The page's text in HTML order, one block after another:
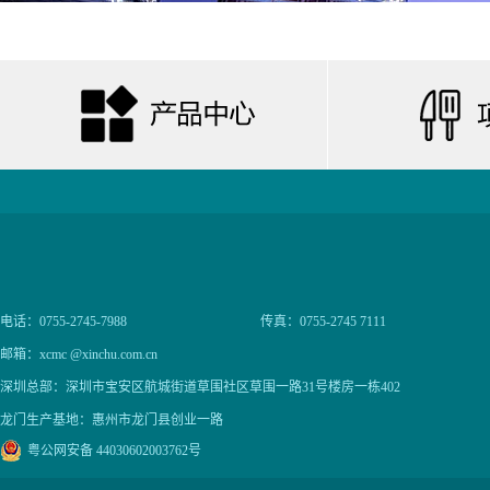
深圳总部：深圳市宝安区航城街道草围社区草围一路31号楼房一栋402
龙门生产基地：惠州市龙门县创业一路
电话：0755-2745-7988 传真：0755-2745 7111
邮箱：xcmc @xinchu.com.cn
粤公网安备 44030602003762号